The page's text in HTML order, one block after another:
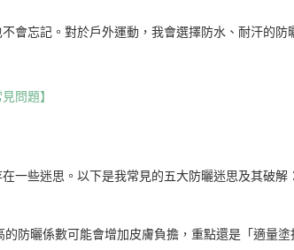
會忘記。對於戶外運動，我會選擇防水、耐汗的防
問題】
一些迷思。以下是我常見的五大防曬迷思及其破解：
防曬係數可能會增加皮膚負擔，重點還是「適量